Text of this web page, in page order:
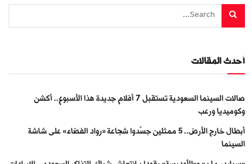
أحدث المقالات
صالات السينما السعودية تستقبل 7 أفلام جديدة هذا الأسبوع.. أكشن
وكوميديا ورعب
أبطال خارج الأرض.. 5 ممثلين جسّدوا شجاعة «رواد الفضاء» على شاشة
السينما